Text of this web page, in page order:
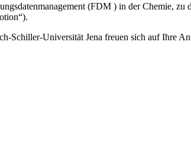
(FDM ) in der Chemie,
Schiller-Universität Jena freuen sich auf Ihre